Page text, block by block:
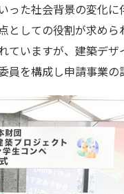
った社会背景の変化
しての役割が求めら
ていますが、建築デ
を構成し申請事業の